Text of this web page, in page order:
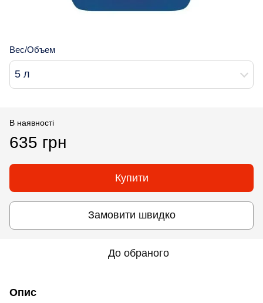
Вес/Объем
5 л
В наявності
635 грн
Купити
Замовити швидко
До обраного
Опис